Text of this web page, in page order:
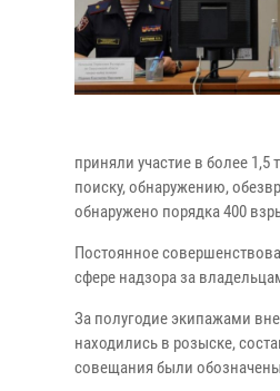
приняли участие в более
поиску, обнаружению,
обнаружено порядка 400
Постоянное
сфере надзора за
За полугодие экипажами
находились в розыске,
совещания были